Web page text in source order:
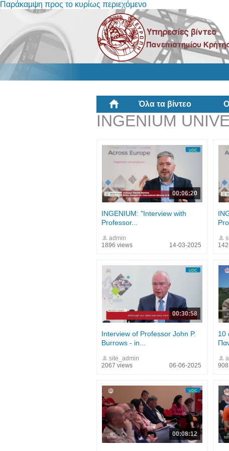
Παράκαμψη προς το κυρίως περιεχόμενο
Όλα τα βίντεο
INGENIUM
INGENIUM: "Interview with
Professor...
admin
1896 views
14-03-2025
00:06:20
Interview of Professor John P.
Burrows - in...
site_admin
2067 views
06-06-2025
00:30:58
10
00:08:12